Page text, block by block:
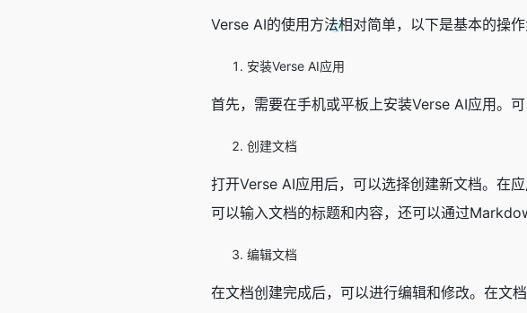
Verse AI的使用方法相对简单，以下是基本的操作
安装Verse AI应用
首先，需要在手机或平板上安装Verse AI应用。
创建文档
打开Verse AI应用后，可以选择创建新文档。在
可以输入文档的标题和内容，还可以通过
编辑文档
在文档创建完成后，可以进行编辑和修改。在文